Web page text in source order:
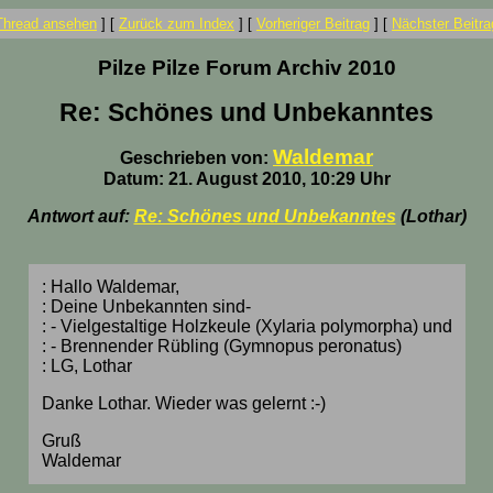
ansehen ] [ Zurück zum Index ] [ Vorheriger Beitrag ] [ Nächster
Pilze Pilze Forum Archiv 2010
Re: Schönes und Unbekanntes
Geschrieben von: Waldemar
Datum: 21. August 2010, 10:29 Uhr
Antwort auf: Re: Schönes und Unbekanntes (Lothar)
: Hallo Waldemar,
: Deine Unbekannten sind-
: - Vielgestaltige Holzkeule (Xylaria polymorpha) und
: - Brennender Rübling (Gymnopus peronatus)
: LG, Lothar
Danke Lothar. Wieder was gelernt :-)
Gruß
Waldemar